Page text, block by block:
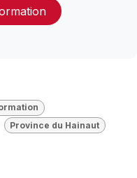
Province du Hainaut